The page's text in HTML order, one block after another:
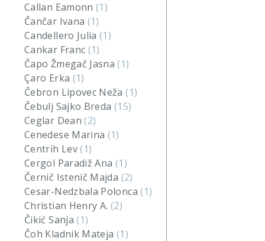
Callan Eamonn(1)
Čančar Ivana (1)
Candellero Julia(1)
Cankar Franc (1)
Čapo Žmegač Jasna(1)
Çaro Erka (1)
Čebron Lipovec Neža(1)
Čebulj Sajko Breda (15)
Ceglar Dean(2)
Cenedese Marina (1)
Centrih Lev(1)
Cergol Paradiž Ana (1)
Černič Istenič Majda (2)
Cesar-Nedzbala Polonca(1)
Christian Henry A. (2)
Čikić Sanja(1)
Čoh Kladnik Mateja (1)